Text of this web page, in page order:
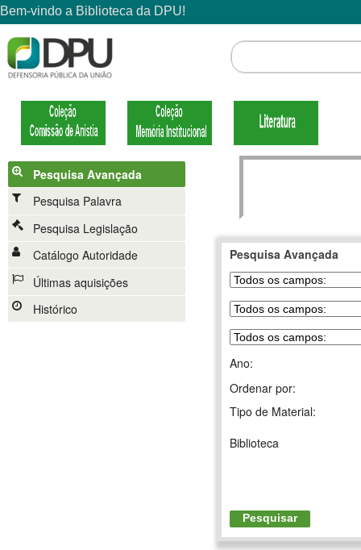
Pesquisa Avançada
Pesquisa Palavra
Pesquisa Legislação
Catálogo Autoridade
Últimas aquisições
Histórico
Pesquisa Avançada
Ano:
Ordenar por:
Tipo de Material:
Biblioteca
Pesquisar